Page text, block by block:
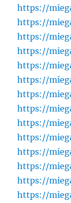
https://
https://
https://
https://
https://
https://
https://
https://
https://
https://
https://
https://
https://
https://